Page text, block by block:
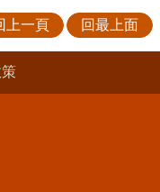
上一頁 回最上面